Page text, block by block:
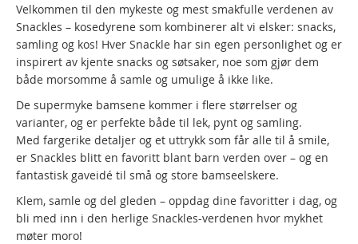
Velkommen til den mykeste og mest smakfulle verdenen av
Snackles – kosedyrene som kombinerer alt vi elsker: snacks,
samling og kos! Hver Snackle har sin egen personlighet og er
inspirert av kjente snacks og søtsaker, noe som gjør dem
både morsomme å samle og umulige å ikke like.
De supermyke bamsene kommer i flere størrelser og
varianter, og er perfekte både til lek, pynt og samling.
Med fargerike detaljer og et uttrykk som får alle til å smile,
er Snackles blitt en favoritt blant barn verden over – og en
fantastisk gaveidé til små og store bamseelskere.
Klem, samle og del gleden – oppdag dine favoritter i dag, og
bli med inn i den herlige Snackles-verdenen hvor mykhet
møter moro!